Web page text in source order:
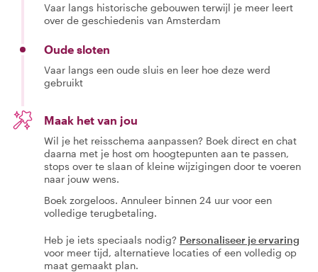
Vaar langs historische gebouwen terwijl je meer leert
over de geschiedenis van Amsterdam
Oude sloten
Vaar langs een oude sluis en leer hoe deze werd
gebruikt
Maak het van jou
Wil je het reisschema aanpassen? Boek direct en chat
daarna met je host om hoogtepunten aan te passen,
stops over te slaan of kleine wijzigingen door te voeren
naar jouw wens.
Boek zorgeloos. Annuleer binnen 24 uur voor een
volledige terugbetaling.
Heb je iets speciaals nodig? Personaliseer je ervaring
voor meer tijd, alternatieve locaties of een volledig op
maat gemaakt plan.